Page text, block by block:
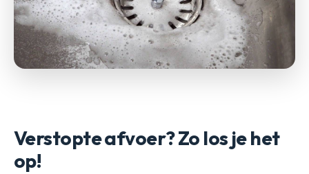
Verstopte afvoer? Zo los je het
op!